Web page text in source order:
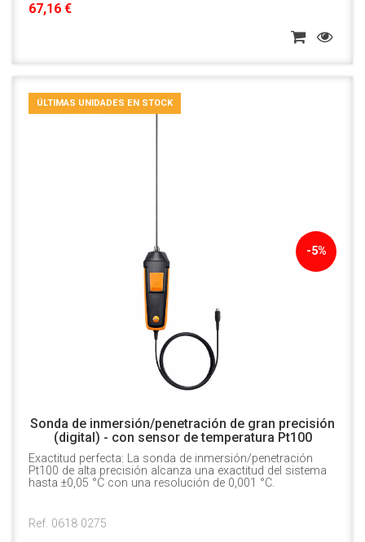
67,16 €
-5%
ÚLTIMAS UNIDADES EN STOCK
Sonda de inmersión/penetración de gran precisión
(digital) - con sensor de temperatura Pt100
Exactitud perfecta: La sonda de inmersión/penetración
Pt100 de alta precisión alcanza una exactitud del sistema
hasta ±0,05 °C con una resolución de 0,001 °C.
Ref. 0618 0275